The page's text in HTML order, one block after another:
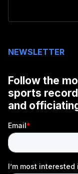
NEWSLETTER